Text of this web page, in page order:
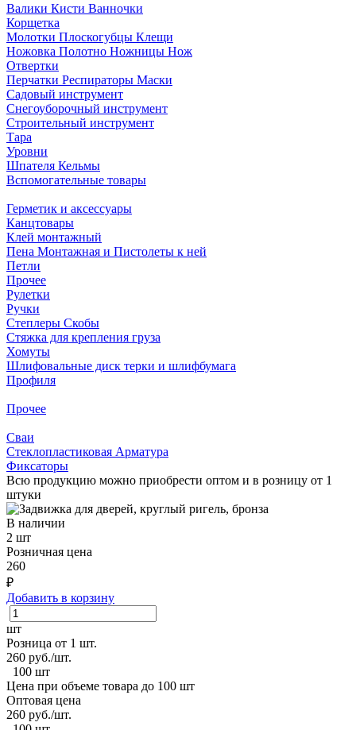
Валики Кисти Ванночки
Корщетка
Молотки Плоскогубцы Клещи
Ножовка Полотно Ножницы Нож
Отвертки
Перчатки Респираторы Маски
Садовый инструмент
Снегоуборочный инструмент
Строительный инструмент
Тара
Уровни
Шпателя Кельмы
Вспомогательные товары
Герметик и аксессуары
Канцтовары
Клей монтажный
Пена Монтажная и Пистолеты к ней
Петли
Прочее
Рулетки
Ручки
Степлеры Скобы
Стяжка для крепления груза
Хомуты
Шлифовальные диск терки и шлифбумага
Профиля
Прочее
Сваи
Стеклопластиковая Арматура
Фиксаторы
Всю продукцию можно приобрести оптом и в розницу от 1
штуки
В наличии
2 шт
Розничная цена
260
₽
Добавить в корзину
шт
Розница от 1 шт.
260 руб./шт.
100 шт
Цена при объеме товара до 100 шт
Оптовая цена
260 руб./шт.